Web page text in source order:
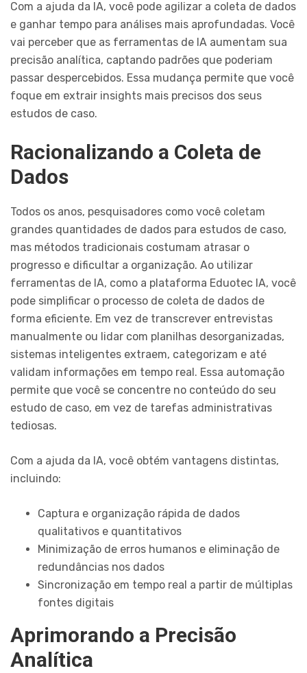
Com a ajuda da IA, você pode agilizar a coleta de dados
e ganhar tempo para análises mais aprofundadas. Você
vai perceber que as ferramentas de IA aumentam sua
precisão analítica, captando padrões que poderiam
passar despercebidos. Essa mudança permite que você
foque em extrair insights mais precisos dos seus
estudos de caso.
Racionalizando a Coleta de
Dados
Todos os anos, pesquisadores como você coletam
grandes quantidades de dados para estudos de caso,
mas métodos tradicionais costumam atrasar o
progresso e dificultar a organização. Ao utilizar
ferramentas de IA, como a plataforma Eduotec IA, você
pode simplificar o processo de coleta de dados de
forma eficiente. Em vez de transcrever entrevistas
manualmente ou lidar com planilhas desorganizadas,
sistemas inteligentes extraem, categorizam e até
validam informações em tempo real. Essa automação
permite que você se concentre no conteúdo do seu
estudo de caso, em vez de tarefas administrativas
tediosas.
Com a ajuda da IA, você obtém vantagens distintas,
incluindo:
Captura e organização rápida de dados
qualitativos e quantitativos
Minimização de erros humanos e eliminação de
redundâncias nos dados
Sincronização em tempo real a partir de múltiplas
fontes digitais
Aprimorando a Precisão
Analítica